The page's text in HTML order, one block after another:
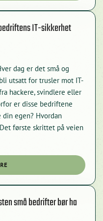
IT-sikkerhet
dag er det små og
utsatt for trusler mot IT-
hackere, svindlere eller
er disse bedriftene
din egen? Hvordan
første skrittet på veien
små bedrifter bør ha